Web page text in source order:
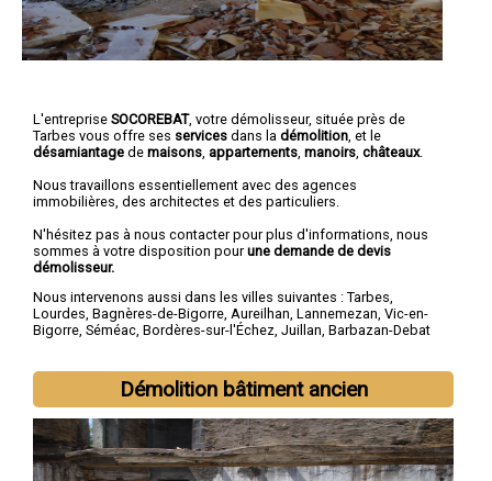
L'entreprise SOCOREBAT, votre démolisseur, située près de
Tarbes vous offre ses services dans la démolition , et le
désamiantage de maisons appartements manoirs châteaux.
Nous travaillons essentiellement avec des agences
immobilières, des architectes et des particuliers.
N'hésitez pas à nous contacter pour plus d'informations, nous
sommes à votre disposition pourune demande de devis
démolisseur.
Nous intervenons aussi dans les villes suivantes : Tarbes,
Lourdes, Bagnères-de-Bigorre, Aureilhan, Lannemezan, Vic-en-
Bigorre, Séméac, Bordères-sur-l'Échez, Juillan, Barbazan-Debat
Démolition bâtiment ancien